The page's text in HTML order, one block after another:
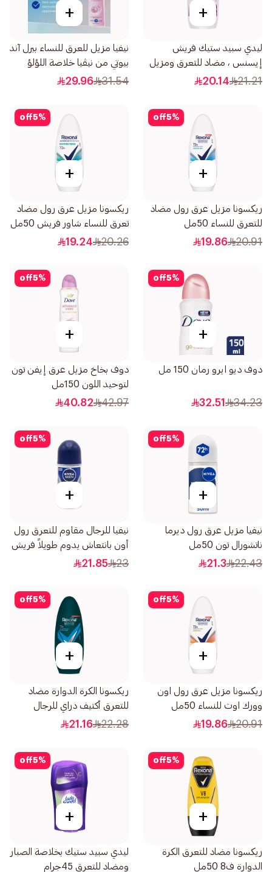
+
ليدي سبيد ستيك فريش
إيسنس ، مضاد للتعرق ومزيل
العرق ، ألو سوثينغ بلاك أوركيد ،
21.21
20.14
+
نيفيا مزيل للعرق للنساء بيرل آند
بيوتي من نيڤيا خلاصة اللؤلؤ
بخاخ 150مل
31.54
29.96
5%
off
+
ريكسونا مزيل عرق رول مضاد
للتعرق للنساء 50مل
20.91
19.86
5%
off
+
ريكسونا مزيل عرق رول مضاد
تعرق للنساء شاور فريش 50مل
20.26
19.24
5%
off
+
دوف ديو ايرو رمان 150 مل
34.23
32.51
5%
off
+
دوف بخاخ مزيل عرق إيفن تون
لتوحيد اللون 150مل
42.97
40.82
5%
off
+
نيفيا مزيل عرق رول ديرما
ناتشورال تون 50مل
22.43
21.3
5%
off
+
نيفيا للرجال مقاوم للتعرق رول
أون بانتعاش يدوم طويلاً فريش
أكتيف 50مل
23
21.85
5%
off
+
ريكسونا مزيل عرق رول اون
وورك اوت للنساء 50مل
20.91
19.86
5%
off
+
ريكسونا الكرة الدوارة مضاد
للتعرق أكتيف دراي للرجال
50مل
22.28
21.16
5%
off
+
ريكسونا مضاد للتعرق الكرة
الدوارة ف8 50مل
5%
off
+
ليدي سبيد ستيك بخلاصة الصبار
ومضاد للتعرق 45جرام